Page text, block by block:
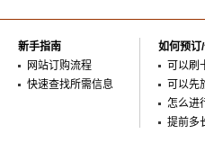
新手指南
网站订购流程
快速查找所需信息
如何预订
可以刷
可以先
怎么进
提前多